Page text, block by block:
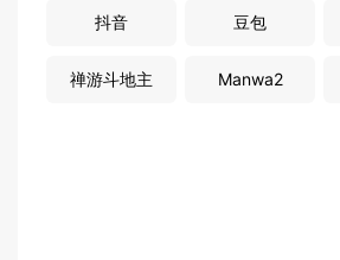
抖音 豆包
禅游斗地主 Manwa2